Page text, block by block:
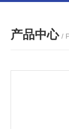
产品中心 /